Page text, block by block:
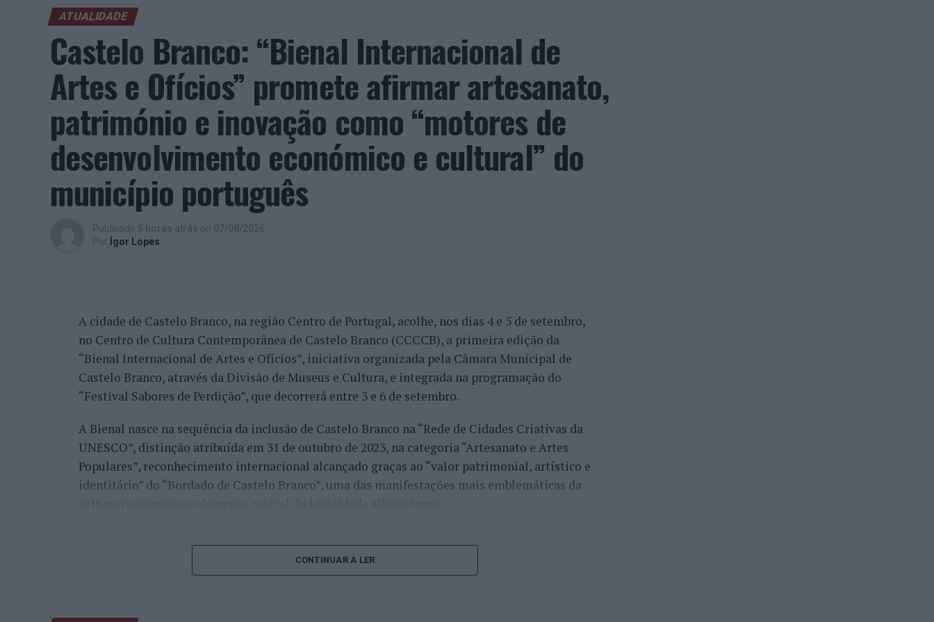
ATUALIDADE
Castelo Branco: “Bienal Internacional de
Artes e Ofícios” promete afirmar artesanato,
património e inovação como “motores de
desenvolvimento económico e cultural” do
município português
Publicado 5 horas atrás on 07/08/2026
Por Ígor Lopes
A cidade de Castelo Branco, na região Centro de Portugal, acolhe, nos dias 4 e 5 de setembro,
no Centro de Cultura Contemporânea de Castelo Branco (CCCCB), a primeira edição da
“Bienal Internacional de Artes e Ofícios”, iniciativa organizada pela Câmara Municipal de
Castelo Branco, através da Divisão de Museus e Cultura, e integrada na programação do
“Festival Sabores de Perdição”, que decorrerá entre 3 e 6 de setembro.
A Bienal nasce na sequência da inclusão de Castelo Branco na “Rede de Cidades Criativas da
UNESCO”, distinção atribuída em 31 de outubro de 2023, na categoria “Artesanato e Artes
Populares”, reconhecimento internacional alcançado graças ao “valor patrimonial, artístico e
identitário” do “Bordado de Castelo Branco”, uma das manifestações mais emblemáticas da
representantes institucionais, organismos públicos, instituições de ensino superior e
cidades pertencentes à “Rede de Cidades Criativas da UNESCO” discutirão políticas públicas,
CONTINUAR A LER